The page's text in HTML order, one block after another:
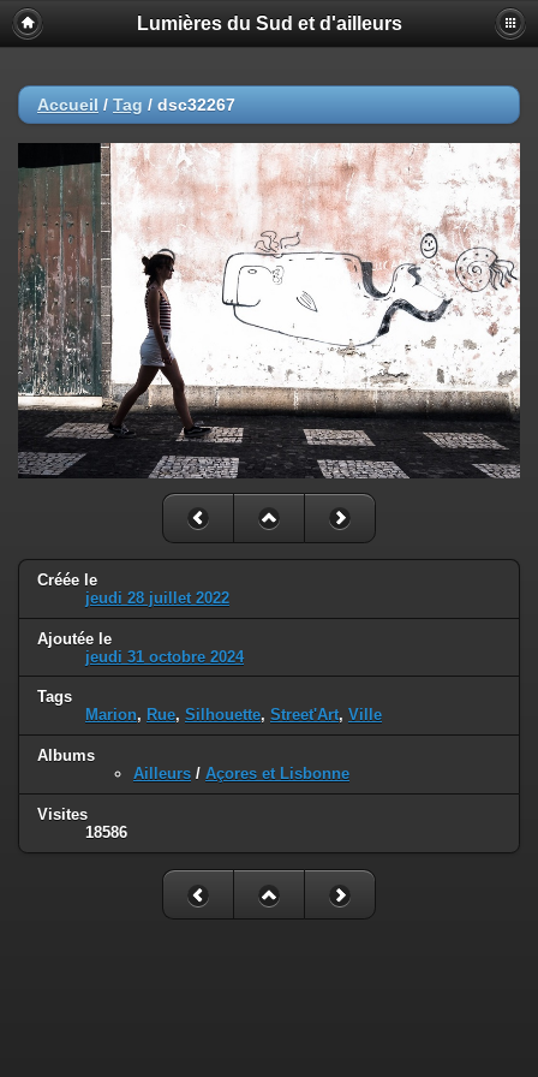
Lumières du Sud et d'ailleurs
Accueil / Tag / dsc32267
Créée le
jeudi 28 juillet 2022
Ajoutée le
jeudi 31 octobre 2024
Tags
Marion, Rue, Silhouette, Street'Art, Ville
Albums
Ailleurs / Açores et Lisbonne
Visites
18586